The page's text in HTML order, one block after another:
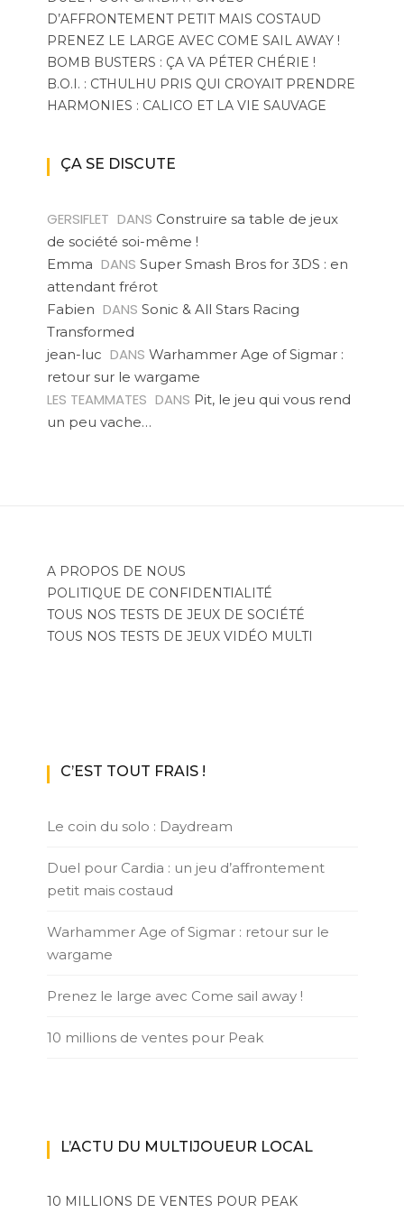
D’AFFRONTEMENT PETIT MAIS COSTAUD
PRENEZ LE LARGE AVEC COME SAIL AWAY !
BOMB BUSTERS : ÇA VA PÉTER CHÉRIE !
B.O.I. : CTHULHU PRIS QUI CROYAIT PRENDRE
HARMONIES : CALICO ET LA VIE SAUVAGE
ÇA SE DISCUTE
GERSIFLET DANS Construire sa table de jeux
de société soi-même !
Emma DANS Super Smash Bros for 3DS : en
attendant frérot
Fabien DANS Sonic & All Stars Racing
Transformed
jean-luc DANS Warhammer Age of Sigmar :
retour sur le wargame
LES TEAMMATES DANS Pit, le jeu qui vous rend
un peu vache…
A PROPOS DE NOUS
POLITIQUE DE CONFIDENTIALITÉ
TOUS NOS TESTS DE JEUX DE SOCIÉTÉ
TOUS NOS TESTS DE JEUX VIDÉO MULTI
C’EST TOUT FRAIS !
Le coin du solo : Daydream
Duel pour Cardia : un jeu d’affrontement
petit mais costaud
Warhammer Age of Sigmar : retour sur le
wargame
Prenez le large avec Come sail away !
10 millions de ventes pour Peak
L’ACTU DU MULTIJOUEUR LOCAL
10 MILLIONS DE VENTES POUR PEAK